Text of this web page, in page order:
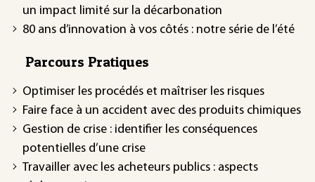
un impact limité sur la décarbonation
80 ans d’innovation à vos côtés : notre série de l’été
Parcours Pratiques
Optimiser les procédés et maîtriser les risques
Faire face à un accident avec des produits chimiques
Gestion de crise : identifier les conséquences
potentielles d’une crise
Travailler avec les acheteurs publics : aspects